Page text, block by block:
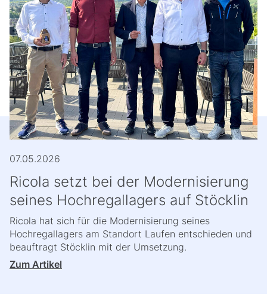
07.05.2026
Ricola setzt bei der Modernisierung
seines Hochregallagers auf Stöcklin
Ricola hat sich für die Modernisierung seines
Hochregallagers am Standort Laufen entschieden und
beauftragt Stöcklin mit der Umsetzung.
Zum Artikel